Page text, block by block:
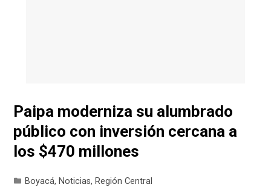
Paipa moderniza su alumbrado
público con inversión cercana a
los $470 millones
Boyacá, Noticias, Región Central